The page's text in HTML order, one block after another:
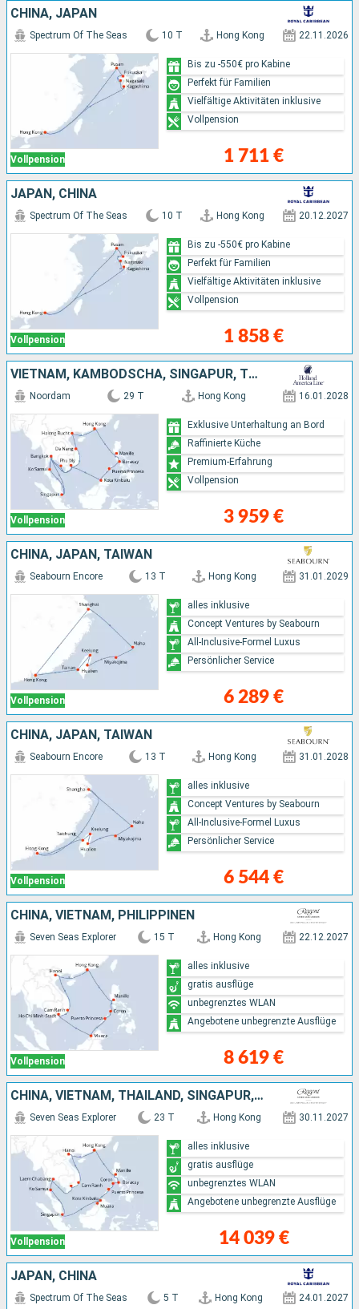
CHINA, JAPAN
Vollpension
Spectrum Of The Seas 10 T Hong Kong 22.11.2026
1 711 €
Bis zu -550€ pro Kabine
Perfekt für Familien
Vielfältige Aktivitäten inklusive
Vollpension
JAPAN, CHINA
Vollpension
Spectrum Of The Seas 10 T Hong Kong 20.12.2027
1 858 €
Bis zu -550€ pro Kabine
Perfekt für Familien
Vielfältige Aktivitäten inklusive
Vollpension
VIETNAM, KAMBODSCHA, SINGAPUR, THAILAND, MALAYSIA, PHILIPPINEN, CHINA
Vollpension
Noordam 29 T Hong Kong 16.01.2028
3 959 €
Exklusive Unterhaltung an Bord
Raffinierte Küche
Premium-Erfahrung
Vollpension
CHINA, JAPAN, TAIWAN
Vollpension
Seabourn Encore 13 T Hong Kong 31.01.2029
6 289 €
alles inklusive
Concept Ventures by Seabourn
All-Inclusive-Formel Luxus
Persönlicher Service
CHINA, JAPAN, TAIWAN
Vollpension
Seabourn Encore 13 T Hong Kong 31.01.2028
6 544 €
alles inklusive
Concept Ventures by Seabourn
All-Inclusive-Formel Luxus
Persönlicher Service
CHINA, VIETNAM, PHILIPPINEN
Vollpension
Seven Seas Explorer 15 T Hong Kong 22.12.2027
8 619 €
alles inklusive
gratis ausflüge
unbegrenztes WLAN
Angebotene unbegrenzte Ausflüge
CHINA, VIETNAM, THAILAND, SINGAPUR, MALAYSIA, PHILIPPINEN
Vollpension
Seven Seas Explorer 23 T Hong Kong 30.11.2027
14 039 €
alles inklusive
gratis ausflüge
unbegrenztes WLAN
Angebotene unbegrenzte Ausflüge
JAPAN, CHINA
Spectrum Of The Seas 5 T Hong Kong 24.01.2027